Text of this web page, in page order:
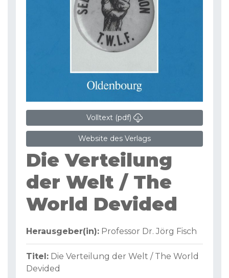
Volltext (pdf)
Website des Verlags
Die Verteilung
der Welt / The
World Devided
Herausgeber(in): Professor Dr. Jörg Fisch
Titel: Die Verteilung der Welt / The World
Devided